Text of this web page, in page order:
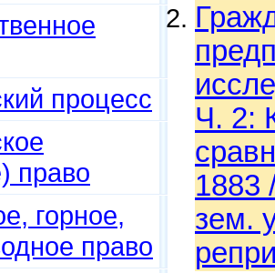
процесс
право
горное,
право
Ч. 2:
1883
зем.